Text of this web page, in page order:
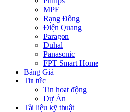
MPE
Rạng Đông
Điện Quang
Paragon
Duhal
Panasonic
FPT Smart Home
Bảng Giá
Tin tức
Tin hoạt động
Dự Án
Tài liệu kỹ thuật